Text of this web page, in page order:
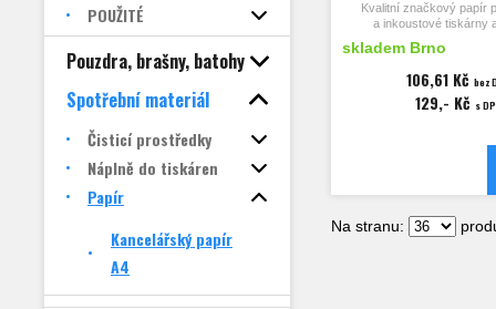
POUŽITÉ
Pouzdra, brašny, batohy
Spotřební materiál
Čisticí prostředky
Náplně do tiskáren
Papír
Kancelářský papír
A4
Kvalitní značkový papír
a inkoustové tiskárny
Multifunkční bezdřevý
tisk a kopírování. Poskytuje
kvalitu jak při běžných
tiscích, tak při
A4
Počet listů:
Barva:bílá
Bělost (CIE):
skladem Brno
106,61 Kčbez
129,- Kč s
Na stranu: